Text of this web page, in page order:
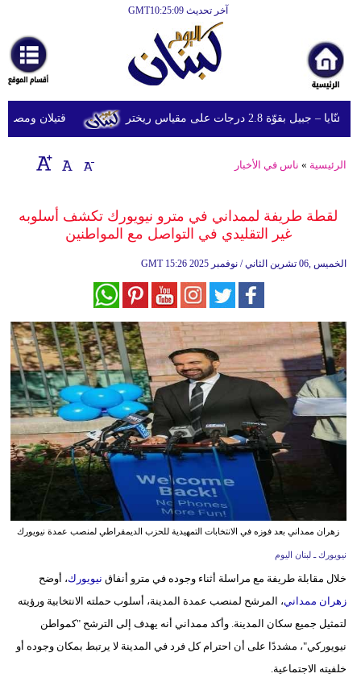
آخر تحديث GMT10:25:09
أخبارعاجلة
رياضة
ثقافة
إقتصاد
وموسيقى
سياحة
وسفر
ديكور
أخبار
إعلام
تعليم
إسلامية
علوم
قتيلان ومصابون جراء 14 غارة إسرائيلية على 2.8 درجات على مقياس ريختر
الرئيسية » ناس في الأخبار
لقطة طريفة لممداني في مترو نيويورك تكشف أسلوبه
غير التقليدي في التواصل مع المواطنين
GMT 15:26 2025 الخميس ,06 تشرين الثاني / نوفمبر
زهران ممداني بعد فوزه في الانتخابات التمهيدية للحزب الديمقراطي لمنصب عمدة نيويورك
نيويورك ـ لبنان اليوم
خلال مقابلة طريفة مع مراسلة أثناء وجوده في مترو أنفاق نيويورك، أوضح
زهران ممداني، المرشح لمنصب عمدة المدينة، أسلوب حملته الانتخابية ورؤيته
لتمثيل جميع سكان المدينة. وأكد ممداني أنه يهدف إلى الترشح "كمواطن
نيويوركي"، مشددًا على أن احترام كل فرد في المدينة لا يرتبط بمكان وجوده أو
خلفيته الاجتماعية.